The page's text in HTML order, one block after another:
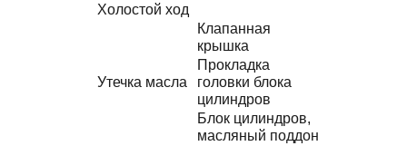
Холостой ход
Утечка масла
Клапанная
крышка
Прокладка
головки блока
цилиндров
Блок цилиндров,
масляный поддон